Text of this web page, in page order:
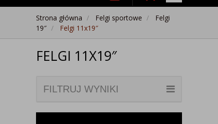
Strona główna Felgi sportowe
Felgi
19″
Felgi 11x19″
FELGI 11X19″
FILTRUJ WYNIKI